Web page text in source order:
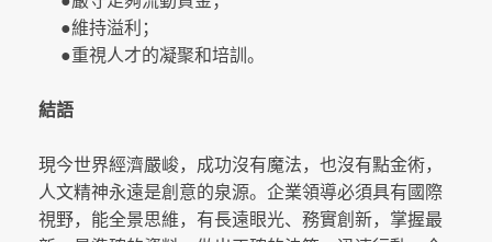
●維持溢利；
●重視人才的凝聚和培訓。
結語
現今世界經濟嚴峻，成功沒有魔法，也沒有點金術，
人文精神永遠是創意的泉源。企業領導必須具有國際
視野，能全景思維，有長遠眼光、務實創新，掌握最